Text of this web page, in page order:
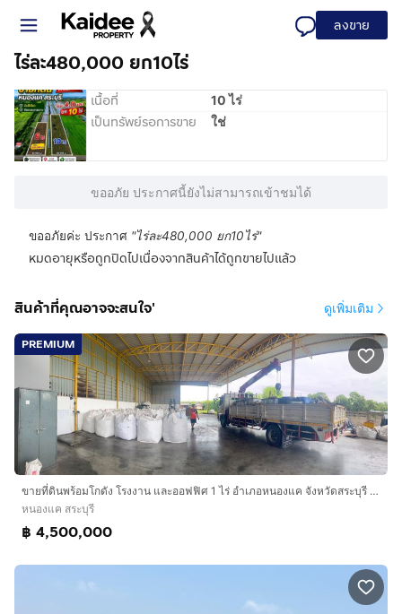
ลงขาย
ไร่ละ480,000 ยก10ไร่
เนื้อที่ 10 ไร่
เป็นทรัพย์รอการขาย ใช่
ขออภัย ประกาศนี้ยังไม่สามารถเข้าชมได้
ขออภัยค่ะ ประกาศ "ไร่ละ480,000 ยก10ไร่"
หมดอายุหรือถูกปิดไปเนื่องจากสินค้าได้ถูกขายไปแล้ว
สินค้าที่คุณอาจจะสนใจ' ดูเพิ่มเติม
PREMIUM
ขายที่ดินพร้อมโกดัง โรงงาน และออฟฟิศ 1 ไร่ อำเภอหนองแค จังหวัดสระบุรี เหมาะทำคลังสินค้า โรงงาน หรือศูนย์กระจายสินค้า
หนองแค สระบุรี
฿ 4,500,000